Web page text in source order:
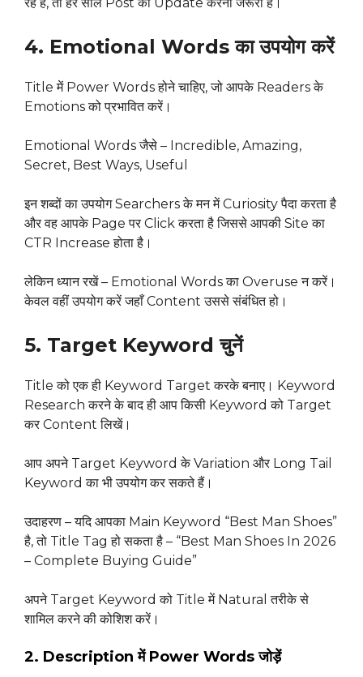
4. Emotional Words का उपयोग करें
Title में Power Words होने चाहिए, जो आपके Readers के
Emotions को प्रभावित करें।
Emotional Words जैसे – Incredible, Amazing,
Secret, Best Ways, Useful
इन शब्दों का उपयोग Searchers के मन में Curiosity पैदा करता है
और वह आपके Page पर Click करता है जिससे आपकी Site का
CTR Increase होता है।
लेकिन ध्यान रखें – Emotional Words का Overuse न करें।
केवल वहीं उपयोग करें जहाँ Content उससे संबंधित हो।
5. Target Keyword चुनें
Title को एक ही Keyword Target करके बनाए। Keyword
Research करने के बाद ही आप किसी Keyword को Target
कर Content लिखें।
आप अपने Target Keyword के Variation और Long Tail
Keyword का भी उपयोग कर सकते हैं।
उदाहरण – यदि आपका Main Keyword “Best Man Shoes”
है, तो Title Tag हो सकता है – “Best Man Shoes In 2026
– Complete Buying Guide”
अपने Target Keyword को Title में Natural तरीके से
शामिल करने की कोशिश करें।
2. Description में Power Words जोड़ें